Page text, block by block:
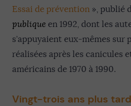
Essai de prévention », publié
publique en 1992, dont les
s’appuyaient eux-mêmes sur
réalisées après les canicules
américains de 1970 à 1990.
Vingt-trois ans plus